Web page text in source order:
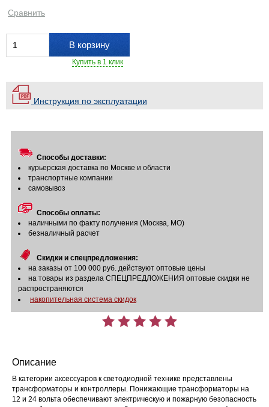
Сравнить
В корзину
Купить в 1 клик
Инструкция по эксплуатации
Способы доставки:
курьерская доставка по Москве и области
транспортные компании
самовывоз
Способы оплаты:
наличными по факту получения (Москва, МО)
безналичный расчет
Скидки и спецпредложения:
на заказы от 100 000 руб. действуют оптовые цены
на товары из раздела СПЕЦПРЕДЛОЖЕНИЯ оптовые скидки не
распространяются
накопительная система скидок
Описание
В категории аксессуаров к светодиодной технике представлены
трансформаторы и контроллеры. Понижающие трансформаторы на
12 и 24 вольта обеспечивают электрическую и пожарную безопасность